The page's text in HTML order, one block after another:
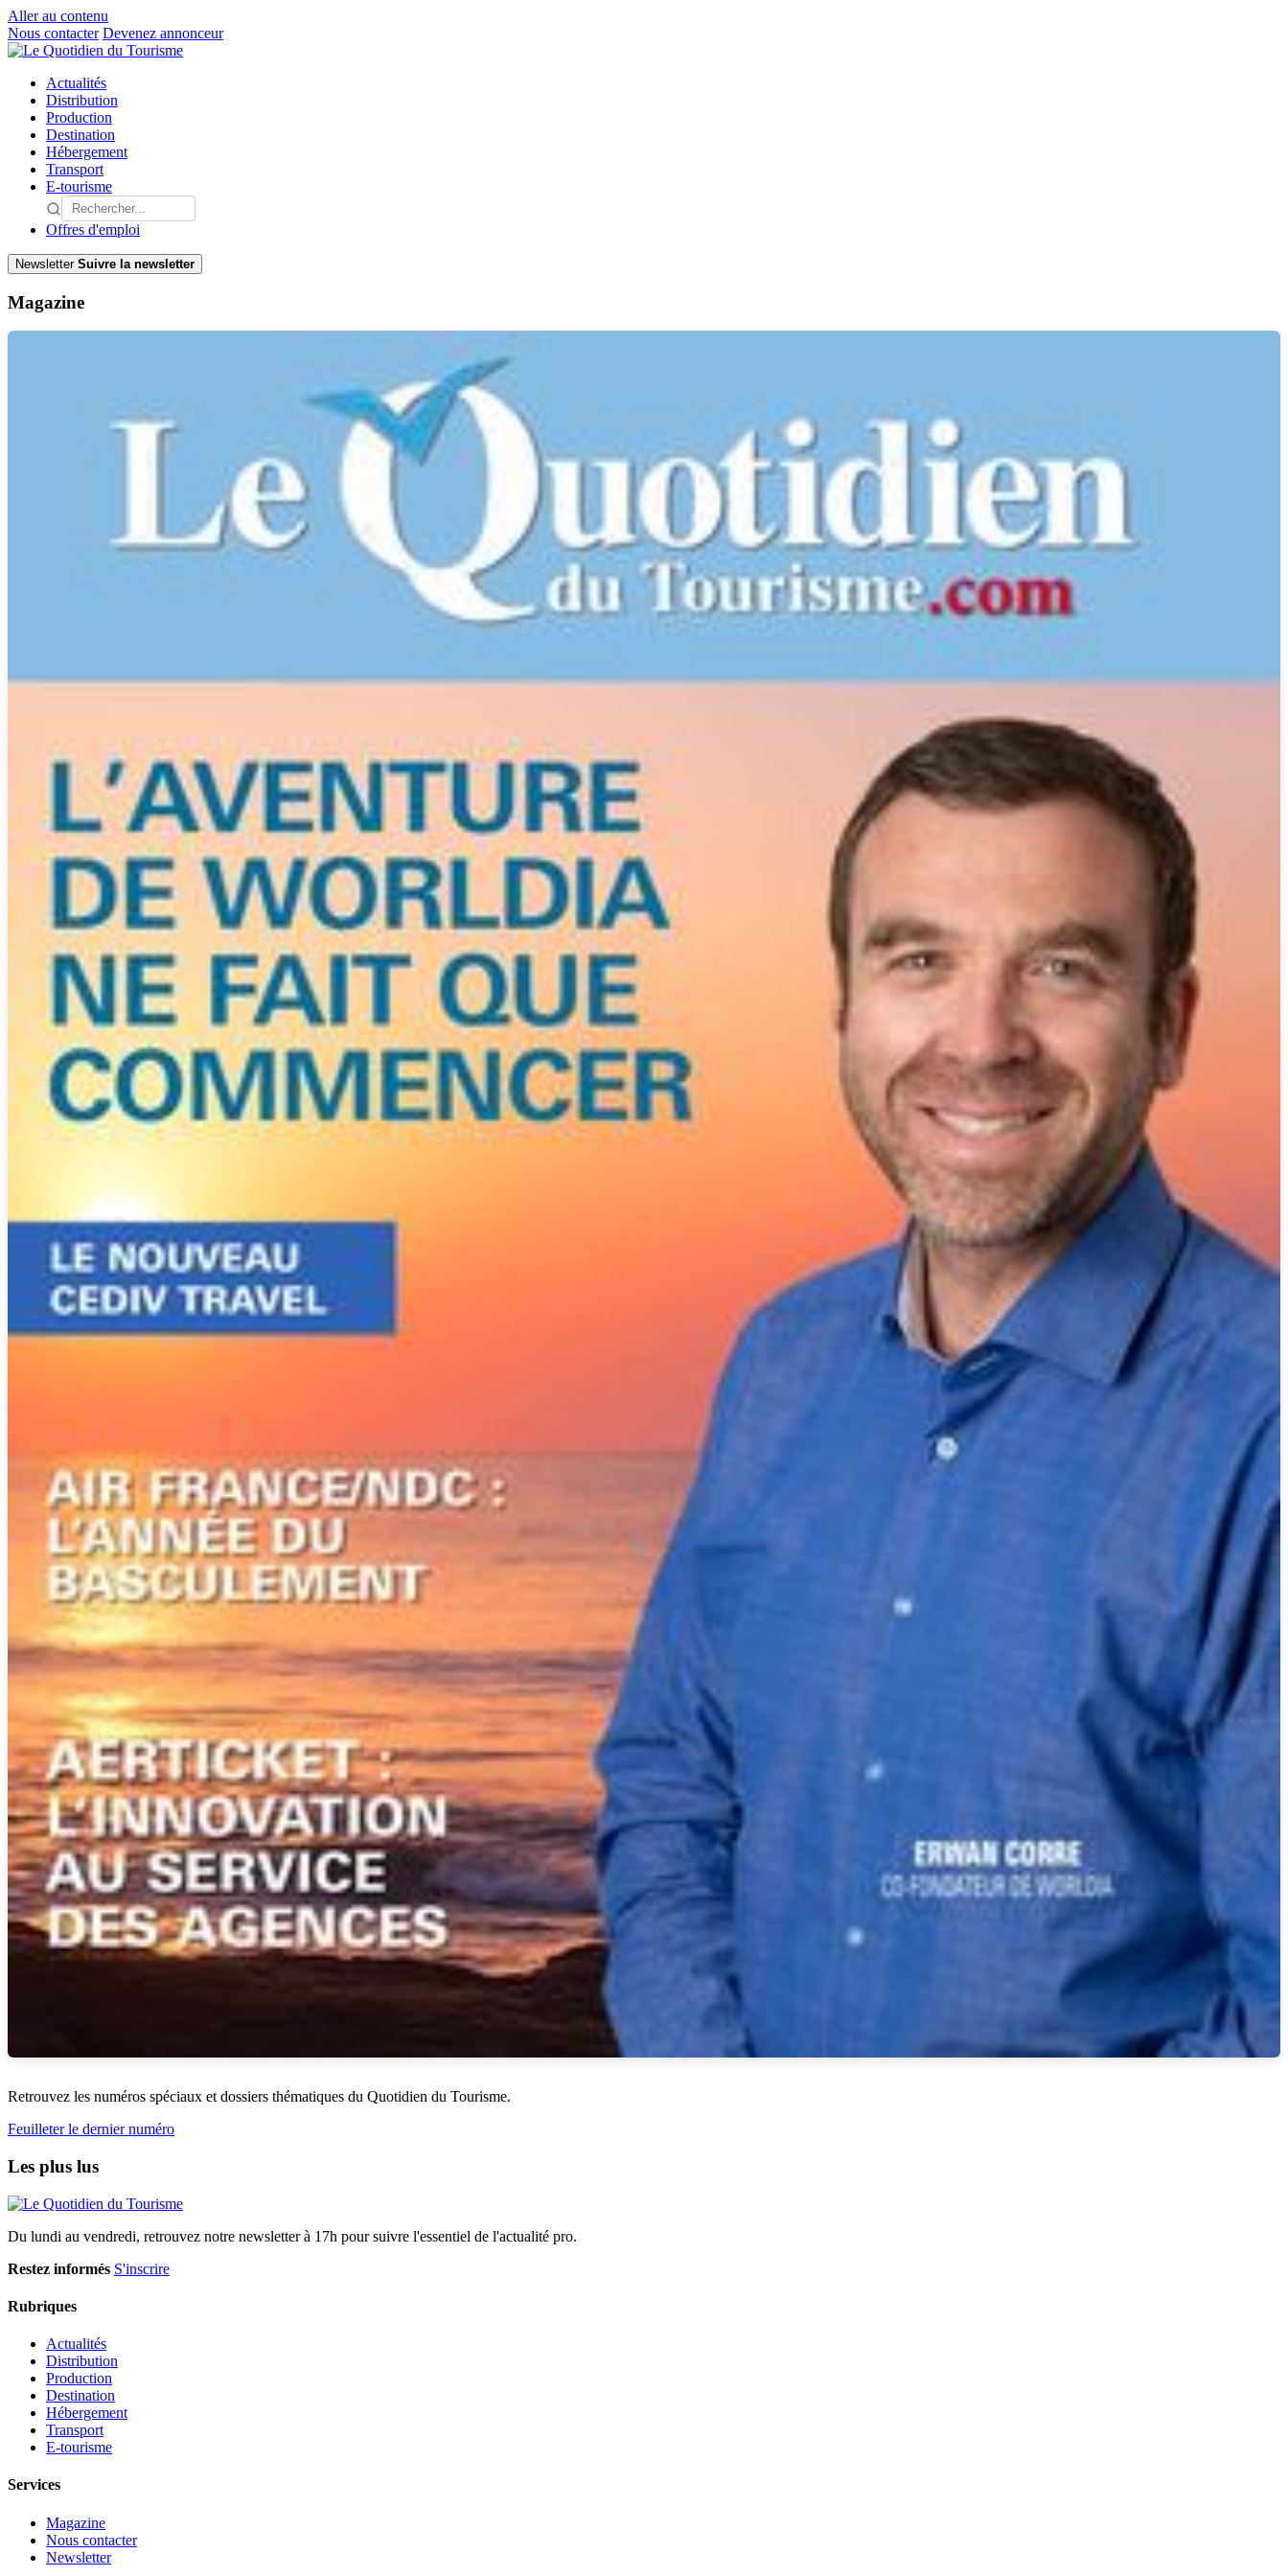
Aller au contenu
Nous contacter Devenez annonceur
Actualités
Distribution
Production
Destination
Hébergement
Transport
E-tourisme
Offres d'emploi
Newsletter Suivre la newsletter
Magazine
Retrouvez les numéros spéciaux et dossiers thématiques du Quotidien du Tourisme.
Feuilleter le dernier numéro
Les plus lus
Du lundi au vendredi, retrouvez notre newsletter à 17h pour suivre l'essentiel de l'actualité pro.
Restez informés S'inscrire
Rubriques
Actualités
Distribution
Production
Destination
Hébergement
Transport
E-tourisme
Services
Magazine
Nous contacter
Newsletter